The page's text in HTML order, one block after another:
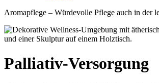
Aromapflege – Würdevolle Pflege auch in der
Palliativ-Versorgung